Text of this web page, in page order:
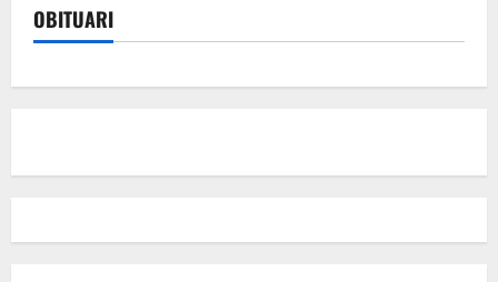
OBITUARI